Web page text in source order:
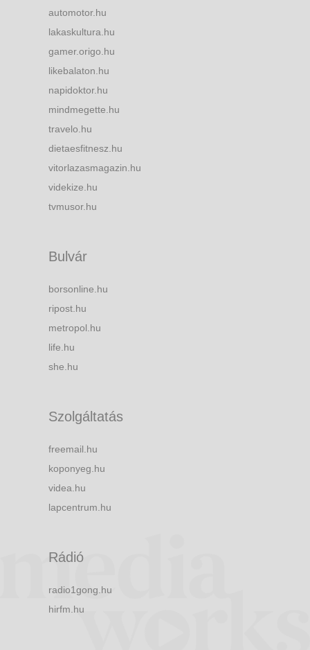
automotor.hu
lakaskultura.hu
gamer.origo.hu
likebalaton.hu
napidoktor.hu
mindmegette.hu
travelo.hu
dietaesfitnesz.hu
vitorlazasmagazin.hu
videkize.hu
tvmusor.hu
Bulvár
borsonline.hu
ripost.hu
metropol.hu
life.hu
she.hu
Szolgáltatás
freemail.hu
koponyeg.hu
videa.hu
lapcentrum.hu
Rádió
radio1gong.hu
hirfm.hu